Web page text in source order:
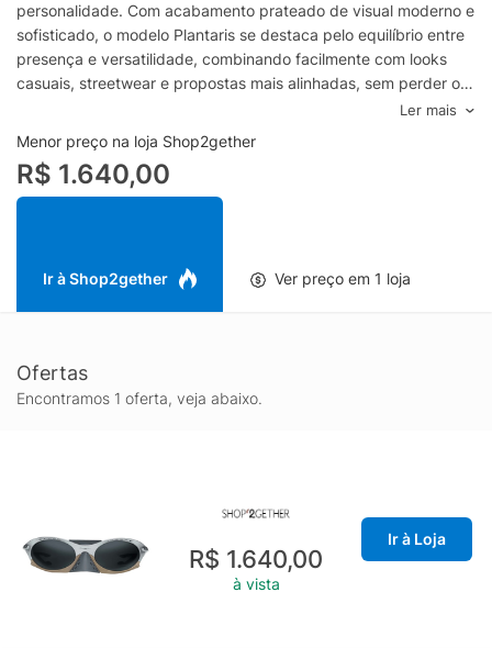
personalidade. Com acabamento prateado de visual moderno e
sofisticado, o modelo Plantaris se destaca pelo equilíbrio entre
presença e versatilidade, combinando facilmente com looks
casuais, streetwear e propostas mais alinhadas, sem perder o
DNA de performance característico da Oakley e a estética
refinada da Piet.
Pensado para uso diário, o Óculos Plantaris oferece encaixe
confortável e construção voltada à durabilidade, garantindo
uma experiência segura em diferentes rotinas, do
valorizando o rosto e elevando o estilo com um visual limpo,
Ler mais
Menor preço na loja Shop2gether
R$ 1.640,00
Ir à Shop2gether Ver preço em 1 loja
Ofertas
Encontramos 1 oferta, veja abaixo.
R$ 1.640,00
à vista
Ir à Loja